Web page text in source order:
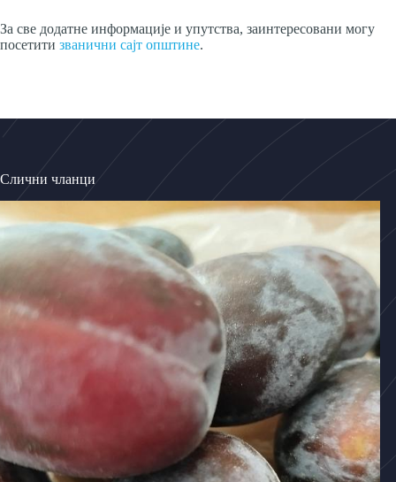
За све додатне информације и упутства, заинтересовани могу
посетити званични сајт општине.
Слични чланци